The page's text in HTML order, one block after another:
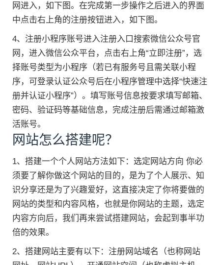
网进入，如下图。在完成第一步操作之后进入的界面
中点击右上角的注册按钮进入，如下图。
4、注册小程序账号进入注册入口搜索微信公众号官
网，进入微信公众平台，点击右上角“立即注册”，选
择账号类型为小程序（若已有服务号且需关联小程
序，可登录认证公众号后在小程序管理中选择“快速注
册并认证小程序”）。填写账号信息按要求填写邮箱、
密码、验证码等基础信息，完成注册后需通过邮箱激
活账号。
网站怎么搭建呢？
1、搭建一个个人网站方法如下：选定网站方向 你必
须要了解你做这个网站的目的，是为了个人展示、知
识分享还是为了兴趣爱好，这直接决定了你将要做的
网站的类型和内容风格，也就是你网站的主题，选定
内容方向后，我们再来尝试搭建网站，会起到事半功
倍的效果。
2、搭建网站主要有以下：注册网站域名（也称网站